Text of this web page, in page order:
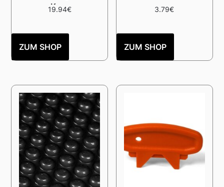
Krug
19.94€
ZUM SHOP
3.79€
ZUM SHOP